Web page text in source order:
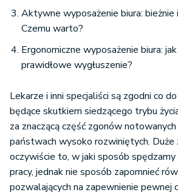
Aktywne wyposażenie biura: bieżnie
Czemu warto?
Ergonomiczne wyposażenie biura:
prawidłowe wygłuszenie?
Lekarze i inni specjaliści są zgodni co
będące skutkiem siedzącego trybu
za znaczącą część zgonów
państwach wysoko rozwiniętych. Duże
oczywiście to, w jaki sposób spędzamy
pracy, jednak nie sposób zapomnieć
pozwalających na zapewnienie pewnej